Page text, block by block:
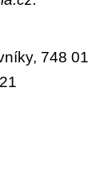
748 01